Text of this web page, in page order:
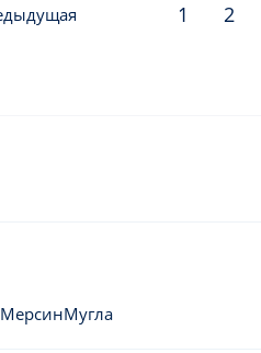
1 2
МерсинМугла